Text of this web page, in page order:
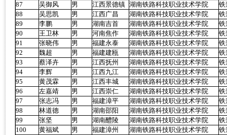
87
吴御风 男 江西景德镇 湖南铁路科技职业技术学院
铁
88
吴思凯 男 江西广昌 湖南铁路科技职业技术学院
铁
89
李鹏 男 湖南吉首 湖南铁路科技职业技术学院
铁
90
王卫林 男 河南焦作 湖南铁路科技职业技术学院
铁
91
张晓伟 男 福建永泰 湖南铁路科技职业技术学院
铁
92
魏超 男 福建建瓯 湖南铁路科技职业技术学院
铁
93
蔡泽卉 男 江西抚州 湖南铁路科技职业技术学院
铁
94
李辉 男 江西九江 湖南铁路科技职业技术学院
铁
95
黄茂霖 男 江西丰城 湖南铁路科技职业技术学院
铁
96
左嘉靖 男 江西崇仁 湖南铁路科技职业技术学院
铁
97
张志冯 男 福建漳平 湖南铁路科技职业技术学院
铁
98
林道德 男 湖南邵阳 湖南铁路科技职业技术学院
铁
99
张坚 男 湖南醴陵 湖南铁路科技职业技术学院
铁
100
黄福斌 男 福建漳州 湖南铁路科技职业技术学院
铁